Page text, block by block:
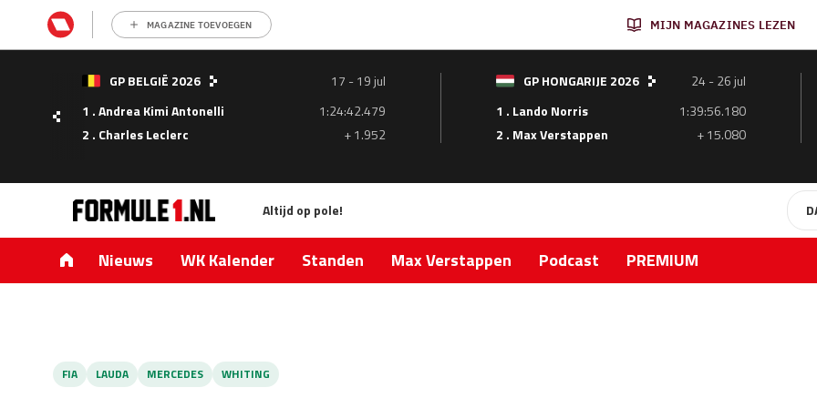
MAGAZINE TOEVOEGEN MIJN MAGAZINES LEZEN
GP BELGIË 2026
17 - 19 jul
1 . Andrea Kimi Antonelli
1:24:42.479
2 . Charles Leclerc
+ 1.952
GP HONGARIJE 2026
24 - 26 jul
1 . Lando Norris
1:39:56.180
2 . Max Verstappen
+ 15.080
Altijd op pole!
Nieuws WK Kalender Standen Max Verstappen Podcast PREMIUM
FIA LAUDA MERCEDES WHITING